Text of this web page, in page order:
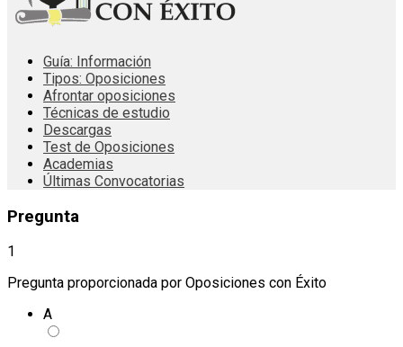
Guía: Información
Tipos: Oposiciones
Afrontar oposiciones
Técnicas de estudio
Descargas
Test de Oposiciones
Academias
Últimas Convocatorias
Pregunta
1
Pregunta proporcionada por Oposiciones con Éxito
A